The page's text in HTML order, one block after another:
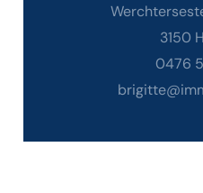
3150
0476